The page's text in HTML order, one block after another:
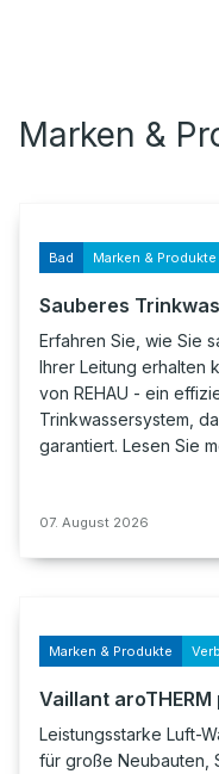
Marken &
Bad Marken & Produkte
Sauberes
Erfahren Sie, wie Sie
Ihrer Leitung erhalten
von REHAU - ein
Trinkwassersystem,
garantiert. Lesen Sie
07. August 2026
Marken & Produkte
Vaillant
Leistungsstarke Luft-
für große Neubauten,